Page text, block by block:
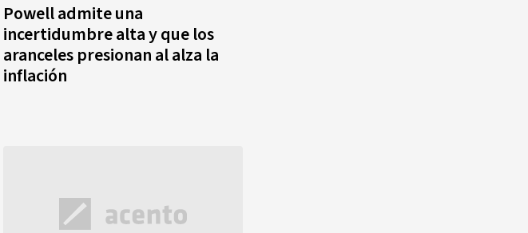
Powell admite una
incertidumbre alta y que los
aranceles presionan al alza la
inflación